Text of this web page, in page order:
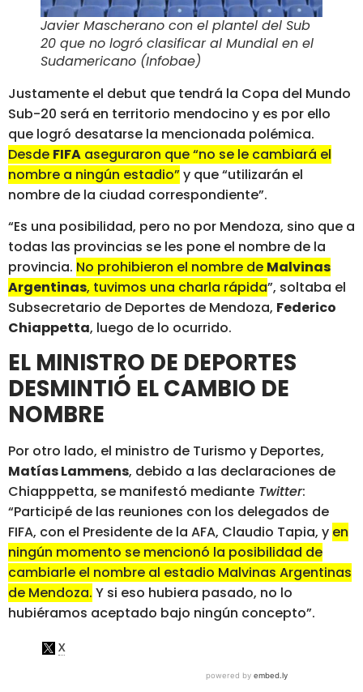
Javier Mascherano con el plantel del Sub
20 que no logró clasificar al Mundial en el
Sudamericano (Infobae)
Justamente el debut que tendrá la Copa del Mundo
Sub-20 será en territorio mendocino y es por ello
que logró desatarse la mencionada polémica.
Desde FIFA aseguraron que “no se le cambiará el
nombre a ningún estadio”y que “utilizarán el
nombre de la ciudad correspondiente”.
“Es una posibilidad, pero no por Mendoza, sino que a
todas las provincias se les pone el nombre de la
provincia. No prohibieron el nombre de Malvinas
Argentinas, tuvimos una charla rápida”, soltaba el
Subsecretario de Deportes de Mendoza, Federico
Chiappetta, luego de lo ocurrido.
EL MINISTRO DE DEPORTES
DESMINTIÓ EL CAMBIO DE
NOMBRE
Por otro lado, el ministro de Turismo y Deportes,
Matías Lammens, debido a las declaraciones de
Chiapppetta, se manifestó mediante Twitter:
“Participé de las reuniones con los delegados de
FIFA, con el Presidente de la AFA, Claudio Tapia, y en
ningún momento se mencionó la posibilidad de
cambiarle el nombre al estadio Malvinas Argentinas
de Mendoza. Y si eso hubiera pasado, no lo
hubiéramos aceptado bajo ningún concepto”.